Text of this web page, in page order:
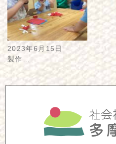
2023年6月15日
製作…